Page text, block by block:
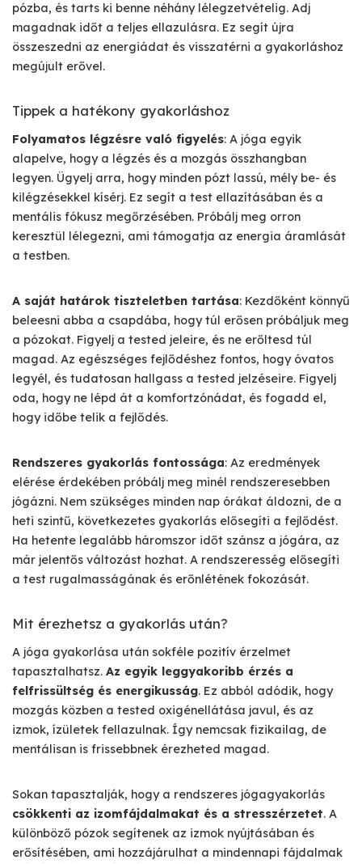
pózba, és tarts ki benne néhány lélegzetvételig. Adj
magadnak időt a teljes ellazulásra. Ez segít újra
összeszedni az energiádat és visszatérni a gyakorláshoz
megújult erővel.
Tippek a hatékony gyakorláshoz
Folyamatos légzésre való figyelés: A jóga egyik
alapelve, hogy a légzés és a mozgás összhangban
legyen. Ügyelj arra, hogy minden pózt lassú, mély be- és
kilégzésekkel kísérj. Ez segít a test ellazításában és a
mentális fókusz megőrzésében. Próbálj meg orron
keresztül lélegezni, ami támogatja az energia áramlását
a testben.
A saját határok tiszteletben tartása: Kezdőként könnyű
beleesni abba a csapdába, hogy túl erősen próbáljuk meg
a pózokat. Figyelj a tested jeleire, és ne erőltesd túl
magad. Az egészséges fejlődéshez fontos, hogy óvatos
legyél, és tudatosan hallgass a tested jelzéseire. Figyelj
oda, hogy ne lépd át a komfortzónádat, és fogadd el,
hogy időbe telik a fejlődés.
Rendszeres gyakorlás fontossága: Az eredmények
elérése érdekében próbálj meg minél rendszeresebben
jógázni. Nem szükséges minden nap órákat áldozni, de a
heti szintű, következetes gyakorlás elősegíti a fejlődést.
Ha hetente legalább háromszor időt szánsz a jógára, az
már jelentős változást hozhat. A rendszeresség elősegíti
a test rugalmasságának és erőnlétének fokozását.
Mit érezhetsz a gyakorlás után?
A jóga gyakorlása után sokféle pozitív érzelmet
tapasztalhatsz. Az egyik leggyakoribb érzés a
felfrissültség és energikusság. Ez abból adódik, hogy
mozgás közben a tested oxigénellátása javul, és az
izmok, ízületek fellazulnak. Így nemcsak fizikailag, de
mentálisan is frissebbnek érezheted magad.
Sokan tapasztalják, hogy a rendszeres jógagyakorlás
csökkenti az izomfájdalmakat és a stresszérzetet. A
különböző pózok segítenek az izmok nyújtásában és
erősítésében, ami hozzájárulhat a mindennapi fájdalmak